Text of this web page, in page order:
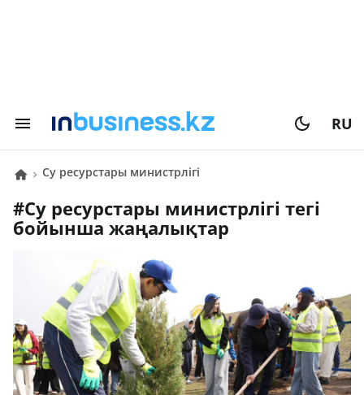
RU
Су ресурстары министрлігі
# Су ресурстары министрлігі тегі
бойынша жаңалықтар